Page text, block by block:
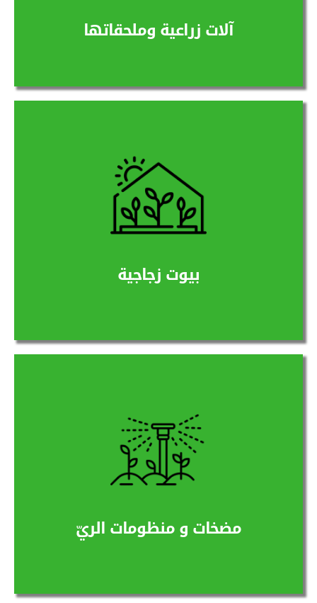
آلات زراعية وملحقاتها
بيوت زجاجية
نوفر بيوت زجاجية محمية متنوعة ومختلفة حسب
نوع المحصول الذي سيتم زراعته بها
مضخات و منظومات الريّ
نوفر أنظمة ري حديثة وتشمل هذه الأنظمة (الري
بالرش، الري بالتنقيط، والري المحوري)